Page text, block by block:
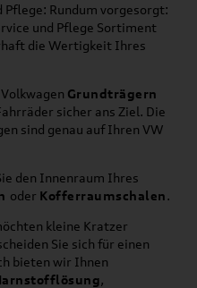
Pflege: Rundum vorgesorgt:
und Pflege Sortiment
die Wertigkeit Ihres
Grundträgern
sicher ans Ziel. Die
sind genau auf Ihren VW
den Innenraum Ihres
oder Kofferraumschalen.
kleine Kratzer
Sie sich für einen
bieten wir Ihnen
,